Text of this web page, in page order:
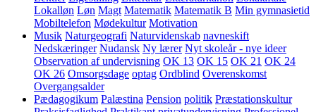
Lokalløn Løn Magt Matematik Matematik B Min gymnasietid
Mobiltelefon Mødekultur Motivation
Musik Naturgeografi Naturvidenskab navneskift
Nedskæringer Nudansk Ny lærer Nyt skoleår - nye ideer
Observation af undervisning OK 13 OK 15 OK 21 OK 24
OK 26 Omsorgsdage optag Ordblind Overenskomst
Overgangsalder
Pædagogikum Palæstina Pension politik Præstationskultur